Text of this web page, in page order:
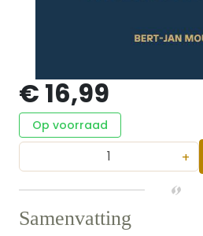
€ 16,99
Op voorraad
+
Samenvatting